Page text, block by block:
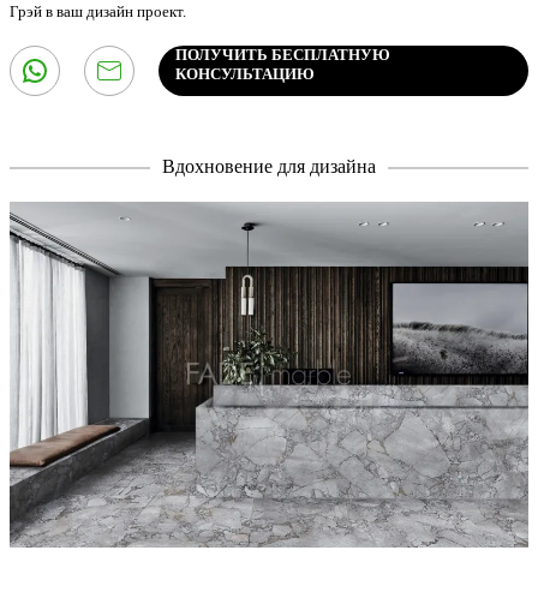
Грэй в ваш дизайн проект.
ПОЛУЧИТЬ БЕСПЛАТНУЮ
КОНСУЛЬТАЦИЮ
Вдохновение для дизайна